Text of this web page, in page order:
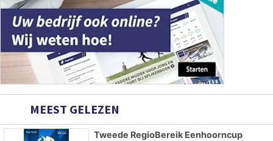
MEEST GELEZEN
Tweede RegioBereik Eenhoorncup